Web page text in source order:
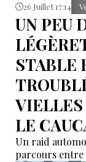
26 Juillet 17:14
UN PEU
STABLE
VIELLES
LE
Un raid
parcours entre